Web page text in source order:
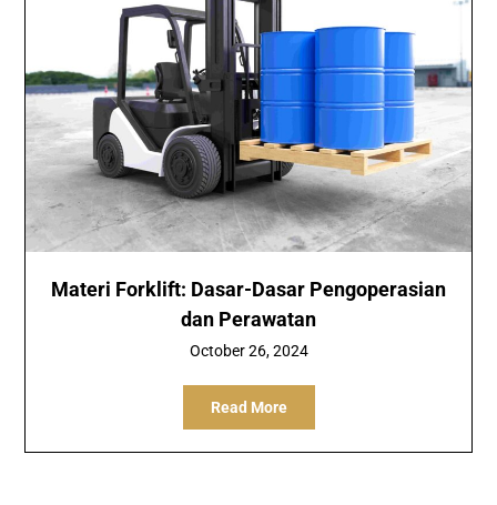
Materi Forklift: Dasar-Dasar Pengoperasian
dan Perawatan
October 26, 2024
Read More